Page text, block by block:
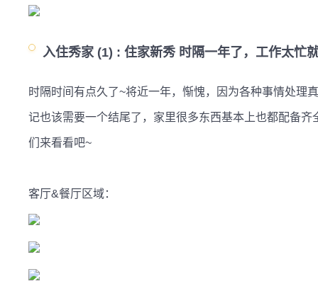
入住秀家 (1) : 住家新秀 时隔一年了，工作太忙
时隔时间有点久了~将近一年，惭愧，因为各种事情处理
记也该需要一个结尾了，家里很多东西基本上也都配备
们来看看吧~
客厅&餐厅区域：